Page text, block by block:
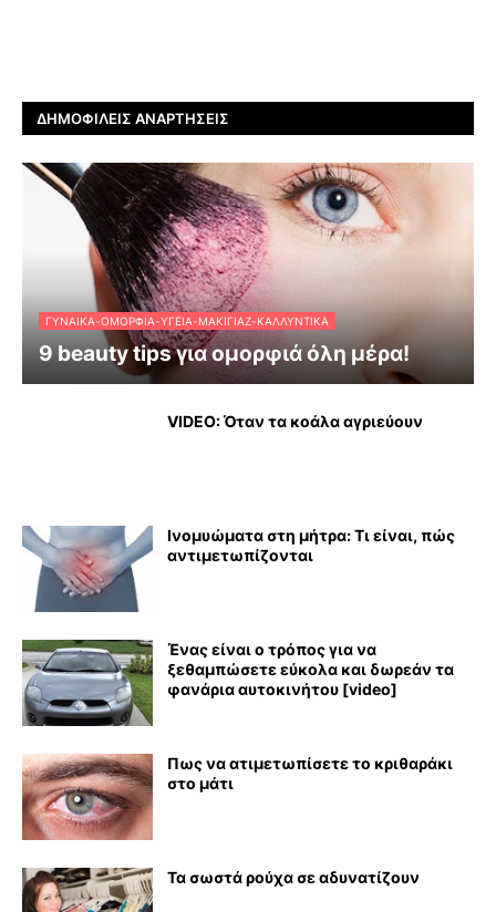
ΔΗΜΟΦΙΛΕΊΣ ΑΝΑΡΤΉΣΕΙΣ
ΓΥΝΑΊΚΑ-ΟΜΟΡΦΙΆ-ΥΓΕΊΑ-ΜΑΚΙΓΙΆΖ-ΚΑΛΛΥΝΤΙΚΆ
9 beauty tips για ομορφιά όλη μέρα!
VIDEO: Όταν τα κοάλα αγριεύουν
Ινομυώματα στη μήτρα: Τι είναι, πώς
αντιμετωπίζονται
Ένας είναι ο τρόπος για να
ξεθαμπώσετε εύκολα και δωρεάν τα
φανάρια αυτοκινήτου [video]
Πως να ατιμετωπίσετε το κριθαράκι
στο μάτι
Τα σωστά ρούχα σε αδυνατίζουν